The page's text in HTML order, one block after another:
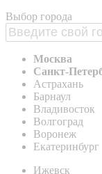
Выбор города
Москва
Санкт-
Астрахань
Барнаул
Владивосток
Волгоград
Воронеж
Екатеринбург
Ижевск